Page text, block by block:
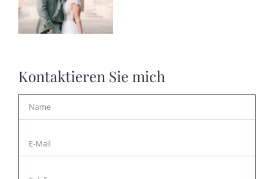
Kontaktieren Sie mich